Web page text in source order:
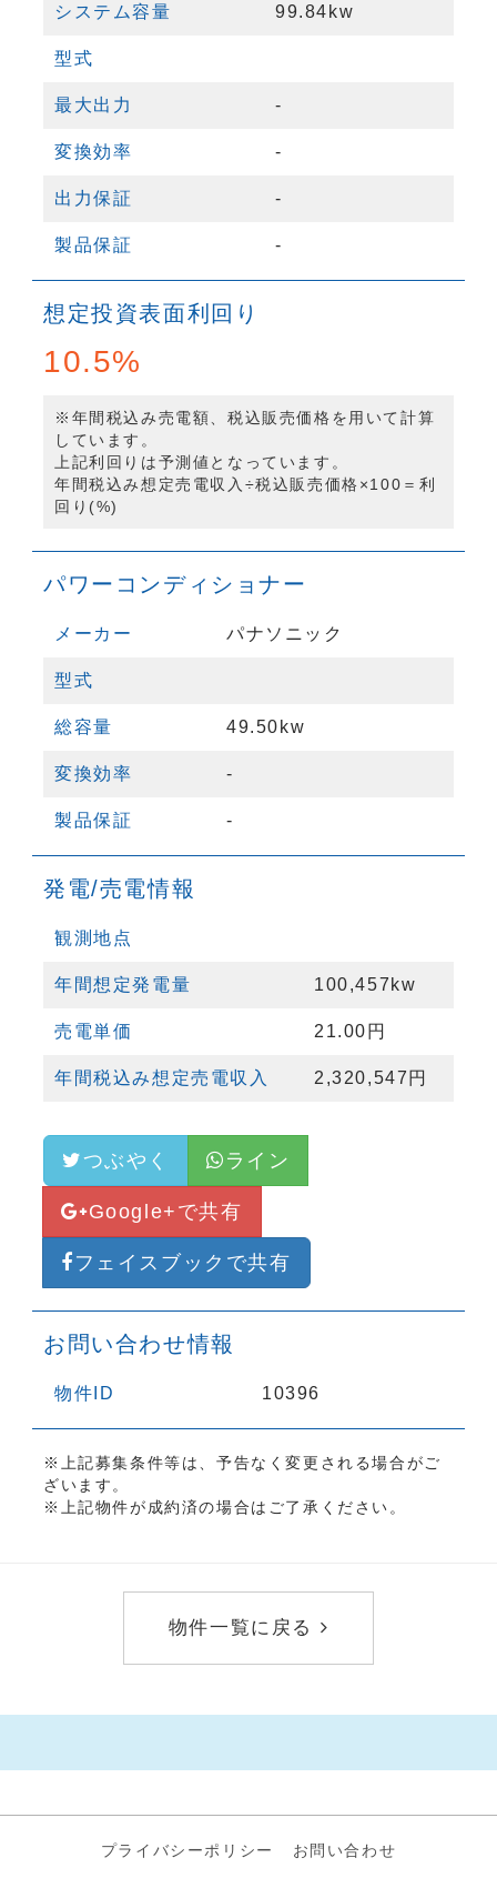
システム容量 99.84kw
型式
最大出力 -
変換効率 -
出力保証 -
製品保証 -
想定投資表面利回り
10.5%
※年間税込み売電額、税込販売価格を用いて計算
しています。
上記利回りは予測値となっています。
年間税込み想定売電収入÷税込販売価格×100＝利
回り(%)
パワーコンディショナー
メーカー パナソニック
型式
総容量 49.50kw
変換効率 -
製品保証 -
発電/売電情報
観測地点
年間想定発電量 100,457kw
売電単価 21.00円
年間税込み想定売電収入 2,320,547円
つぶやく ライン
Google+で共有
フェイスブックで共有
お問い合わせ情報
物件ID 10396
※上記募集条件等は、予告なく変更される場合がご
ざいます。
※上記物件が成約済の場合はご了承ください。
物件一覧に戻る
プライバシーポリシー
お問い合わせ